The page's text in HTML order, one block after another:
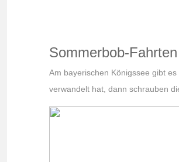
Sommerbob-Fahrten
Am bayerischen Königssee gibt
verwandelt hat, dann schrauben